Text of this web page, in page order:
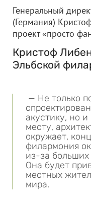
Генеральный
(Германия)
проект «просто
Кристоф
Эльбской
— Не только
акустику, но
месту,
окружает,
филармония
из-за больших
Она будет
местных
мира.